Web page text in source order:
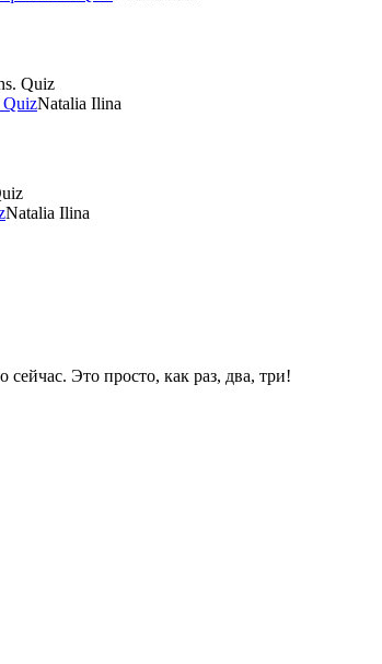
QuizNatalia Ilina
Natalia Ilina
Это просто, как раз, два, три!